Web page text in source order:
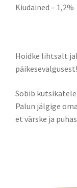
Kiudained – 1,2%
Hoidke lihtsalt
Sobib kutsikatele
Palun jälgige
et värske ja